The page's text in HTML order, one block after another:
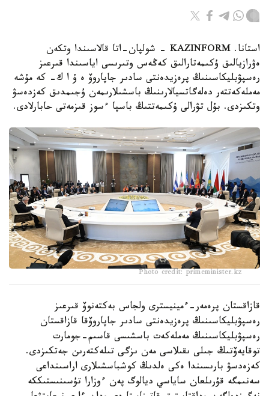
استانا. KAZINFORM - شولپان-اتا قالاسىندا وتكەن
ەۋرازيالىق ۇكىمەتارالىق كەڭەس وتىرىسى اياسىندا قىرعىز
رەسپۋبليكاسىنىڭ پرەزيدەنتى سادىر جاپاروۆ ە ۇ ا ك- كە مۇشە
مەملەكەتتەر دەلەگاتسيالارىنىڭ باسشىلارىمەن ۇجىمدىق كەزدەسۋ
وتكىزدى. بۇل تۋرالى ۇكىمەتتىڭ باسپا ءسوز قىزمەتى حابارلادى.
Photo credit: primeminister.kz
قازاقستان پرەمەر-ءمينيسترى ولجاس بەكتەنوۆ قىرعىز
رەسپۋبليكاسىنىڭ پرەزيدەنتى سادىر جاپاروۆقا قازاقستان
رەسپۋبليكاسىنىڭ مەملەكەت باسشىسى قاسىم-جومارت
توقايەۆتىڭ جىلى ىقىلاسى مەن ىزگى تىلەكتەرىن جەتكىزدى.
كەزەدسۋ بارىسىندا ەكى ەلدىڭ كوشباسشىلارى اراسىنداعى
سەنىمگە قۇرىلعان ساياسي ديالوگ پەن ءوزارا تۇسىنىستىككە